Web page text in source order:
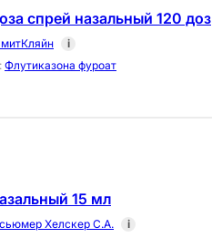
спрей назальный 120 доз
i
: Флутиказона фуроат
15 мл
Хелскер С.А.
i